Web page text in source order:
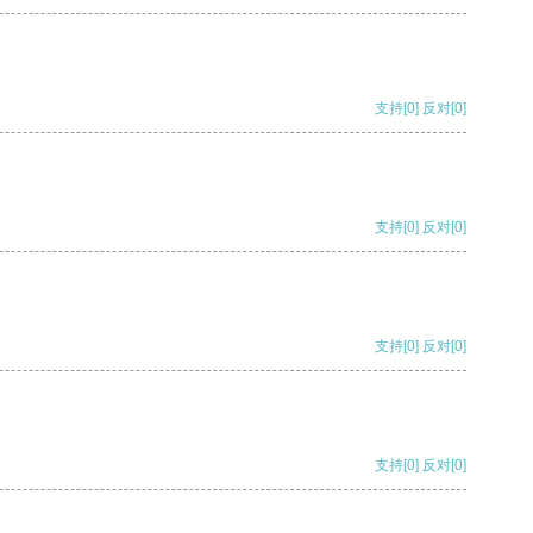
支持[0] 反对[0]
支持[0] 反对[0]
支持[0] 反对[0]
支持[0] 反对[0]